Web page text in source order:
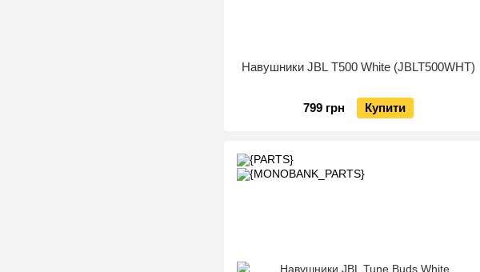
Навушники JBL T500 White (JBLT500WHT)
799 грн Купити